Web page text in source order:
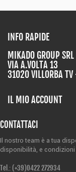
INFO RAPIDE
MIKADO GROUP SRL
VIA A.VOLTA 13
31020 VILLORBA
IL MIO ACCOUNT
CONTATTACI
Il nostro team è a tua
disponibilità, e
Tel.: (+39)0422 272934